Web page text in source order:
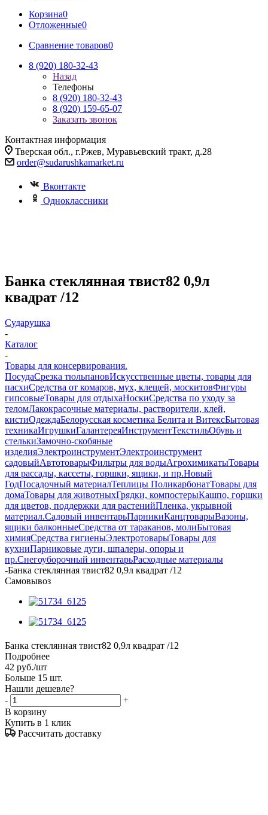
Корзина0
Отложенные0
Сравнение товаров0
8 (920) 180-32-43
Назад
Телефоны
8 (920) 180-32-43
8 (920) 159-65-07
Заказать звонок
Контактная информация
Тверская обл., г.Ржев, Муравьевский тракт, д.28
order@sudarushkamarket.ru
Вконтакте
Одноклассники
Банка стеклянная твист82 0,9л
квадрат /12
Сударушка
-
Каталог
-
Товары для консервирования.
ПосудаСрезка тюльпановИскусственные цветы, товары для
пасхиСредства от комаров, мух, клещей, москитовФигуры
гипсовыеТовары для отдыхаНоскиСредства по уходу за
теломЛакокрасочные материалы, растворители, клей,
кистиОдеждаБелорусская косметика Белита и ВитексБытовая
техникаИгрушкиГалантереяИнструментТекстильОбувь и
стелькиЗамочно-скобяные
изделияЭлектроинструментЭлектроинструмент
садовыйАвтотоварыФильтры для водыАгрохимикатыТовары
для рассады, кассеты, горшки, ящики, и пр.Новый
ГодПосадочный материалТеплицы ПоликарбонатТовары для
домаТовары для животныхГрядки, компостерыКашпо, горшки
для цветов, поддержки для растенийПленка, укрывной
материал.Садовый инвентарьПарникиКанцтоварыВазоны,
ящики балконныеСредства от тараканов, молиБытовая
химияСредства гигиеныЭлектротоварыТовары для
кухниПарниковые дуги, шпалеры, опоры и
пр.Снегоуборочный инвентарьРасходные материалы
-Банка стеклянная твист82 0,9л квадрат /12
Самовывоз
Банка стеклянная твист82 0,9л квадрат /12
Подробнее
42 руб./шт
Больше 15 шт.
Нашли дешевле?
-
+
В корзину
Купить в 1 клик
Рассчитать доставку